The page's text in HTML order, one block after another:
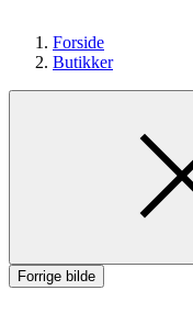
Mat og drikke
Aktiviteter
Forside
Butikker
Forrige bilde